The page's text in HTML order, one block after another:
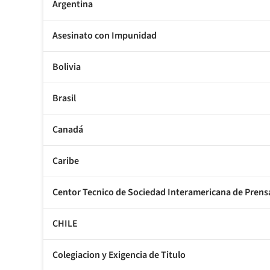
Argentina
Asesinato con Impunidad
Bolivia
Brasil
Canadá
Caribe
Centor Tecnico de Sociedad Interamericana de
CHILE
Colegiacion y Exigencia de Titulo